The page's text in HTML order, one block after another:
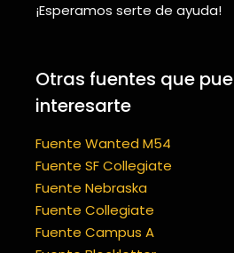
¡Esperamos serte de ayuda!
Otras fuentes que
interesarte
Fuente Wanted M54
Fuente SF Collegiate
Fuente Nebraska
Fuente Collegiate
Fuente Campus A